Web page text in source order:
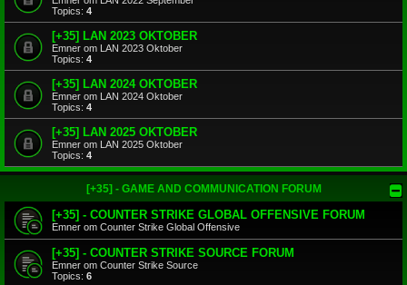
Topics: 4
[+35] LAN 2023 OKTOBER
Emner om LAN 2023 Oktober
Topics: 4
[+35] LAN 2024 OKTOBER
Emner om LAN 2024 Oktober
Topics: 4
[+35] LAN 2025 OKTOBER
Emner om LAN 2025 Oktober
Topics: 4
[+35] - GAME AND COMMUNICATION FORUM
[+35] - COUNTER STRIKE GLOBAL OFFENSIVE FORUM
Emner om Counter Strike Global Offensive
[+35] - COUNTER STRIKE SOURCE FORUM
Emner om Counter Strike Source
Topics: 6